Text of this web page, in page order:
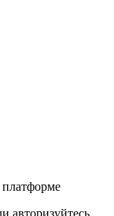
авторизуйтесь